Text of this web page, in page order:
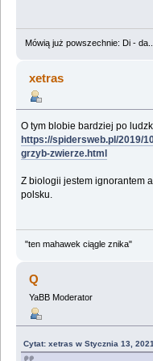
Mówią już powszechnie: Di - da...
xetras
O tym blobie bardziej po
https://spidersweb.pl/2019/
grzyb-zwierze.html
Z biologii jestem ignorantem
polsku.
"ten mahawek ciągle znika"
Q
YaBB Moderator
Cytat: xetras w Stycznia 13,